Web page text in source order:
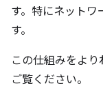
す。特にネットワ
す。
この仕組みをよ
ご覧ください。